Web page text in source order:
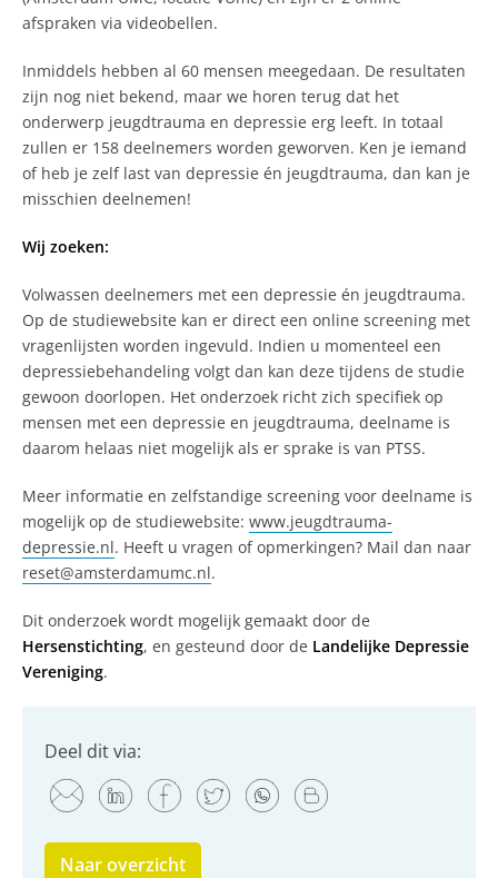
afspraken via videobellen.
Inmiddels hebben al 60 mensen meegedaan. De resultaten
zijn nog niet bekend, maar we horen terug dat het
onderwerp jeugdtrauma en depressie erg leeft. In totaal
zullen er 158 deelnemers worden geworven. Ken je iemand
of heb je zelf last van depressie én jeugdtrauma, dan kan je
misschien deelnemen!
Wij zoeken:
Volwassen deelnemers met een depressie én jeugdtrauma.
Op de studiewebsite kan er direct een online screening met
vragenlijsten worden ingevuld. Indien u momenteel een
depressiebehandeling volgt dan kan deze tijdens de studie
gewoon doorlopen. Het onderzoek richt zich specifiek op
mensen met een depressie en jeugdtrauma, deelname is
daarom helaas niet mogelijk als er sprake is van PTSS.
Meer informatie en zelfstandige screening voor deelname is
mogelijk op de studiewebsite: www.jeugdtrauma-
depressie.nl. Heeft u vragen of opmerkingen? Mail dan naar
reset@amsterdamumc.nl.
Dit onderzoek wordt mogelijk gemaakt door de
Hersenstichting, en gesteund door de Landelijke Depressie
Vereniging.
Deel dit via:
Naar overzicht